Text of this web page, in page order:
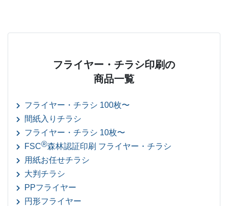
フライヤー・チラシ印刷の
商品一覧
フライヤー・チラシ 100枚〜
間紙入りチラシ
フライヤー・チラシ 10枚〜
FSC®森林認証印刷 フライヤー・チラシ
用紙お任せチラシ
大判チラシ
PPフライヤー
円形フライヤー